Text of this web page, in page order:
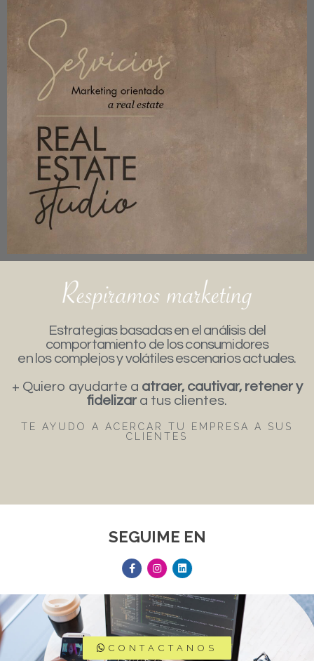
Estrategias basadas en el análisis del
comportamiento de los consumidores
en los complejos y volátiles escenarios actuales.
+ Quiero ayudarte a atraer, cautivar, retener y
fidelizar a tus clientes.
TE AYUDO A ACERCAR TU EMPRESA A SUS
CLIENTES
SEGUIME EN
CONTACTANOS